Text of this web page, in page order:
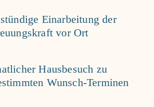
Einarbeitung der
vor Ort
Hausbesuch zu
Wunsch-Terminen